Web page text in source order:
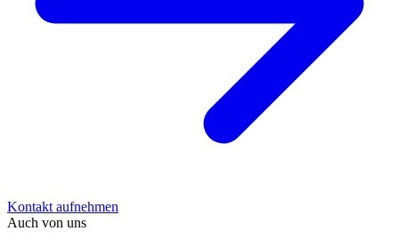
Kontakt aufnehmen
Auch von uns